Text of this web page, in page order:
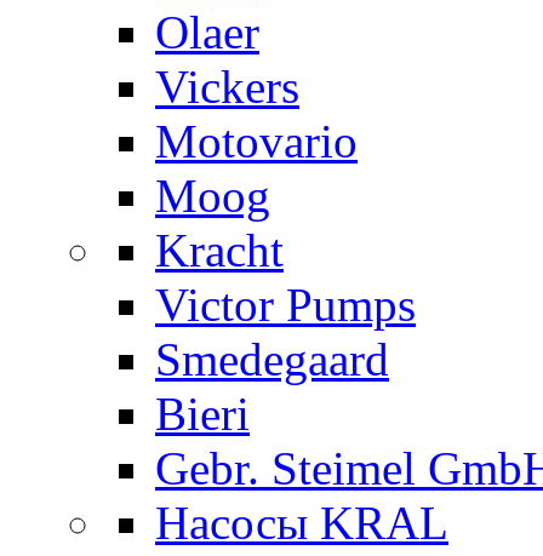
Olaer
Vickers
Motovario
Moog
Kracht
Victor Pumps
Smedegaard
Bieri
Gebr. Steimel
Насосы KRAL